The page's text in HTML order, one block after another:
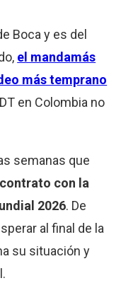
Boca y es del
el mandamás
más temprano
en Colombia no
semanas que
con la
2026. De
al final de la
su situación y